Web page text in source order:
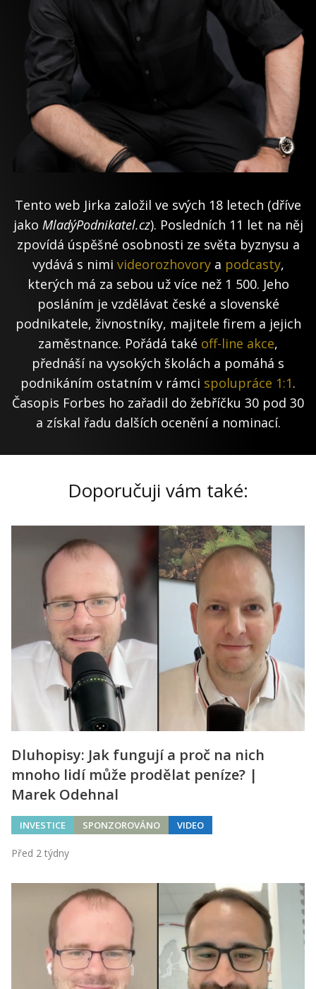
Tento web Jirka založil ve svých 18 letech (dříve
jako MladýPodnikatel.cz). Posledních 11 let na něj
zpovídá úspěšné osobnosti ze světa byznysu a
vydává s nimi videorozhovorya podcasty,
kterých má za sebou už více než 1 500. Jeho
posláním je vzdělávat české a slovenské
podnikatele, živnostníky, majitele firem a jejich
zaměstnance. Pořádá také off-line akce,
přednáší na vysokých školách a pomáhá s
podnikáním ostatním v rámci spolupráce 1:1.
Časopis Forbes ho zařadil do žebříčku 30 pod 30
a získal řadu dalších ocenění a nominací.
Doporučuji vám také:
Dluhopisy: Jak fungují a proč na nich
mnoho lidí může prodělat peníze? |
Marek Odehnal
INVESTICE SPONZOROVÁNO VIDEO
Před 2 týdny